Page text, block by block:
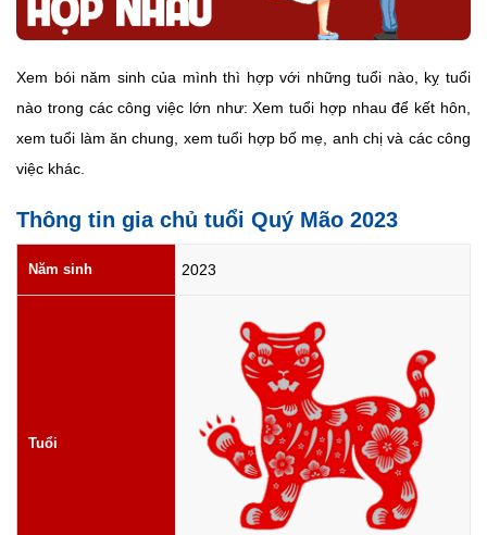
Xem bói năm sinh của mình thì hợp với những tuổi nào, kỵ tuổi
nào trong các công việc lớn như: Xem tuổi hợp nhau để kết hôn,
xem tuổi làm ăn chung, xem tuổi hợp bố mẹ, anh chị và các công
việc khác.
Thông tin gia chủ tuổi Quý Mão 2023
Năm sinh 2023
Tuổi